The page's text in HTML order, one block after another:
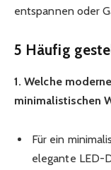
entspannen oder
5 Häufig
1. Welche
minimalistischen
Für ein
elegante LED-